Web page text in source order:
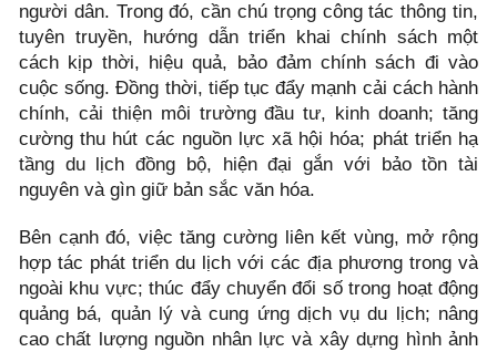
người dân. Trong đó, cần chú trọng công tác thông tin,
tuyên truyền, hướng dẫn triển khai chính sách một
cách kịp thời, hiệu quả, bảo đảm chính sách đi vào
cuộc sống. Đồng thời, tiếp tục đẩy mạnh cải cách hành
chính, cải thiện môi trường đầu tư, kinh doanh; tăng
cường thu hút các nguồn lực xã hội hóa; phát triển hạ
tầng du lịch đồng bộ, hiện đại gắn với bảo tồn tài
nguyên và gìn giữ bản sắc văn hóa.
Bên cạnh đó, việc tăng cường liên kết vùng, mở rộng
hợp tác phát triển du lịch với các địa phương trong và
ngoài khu vực; thúc đẩy chuyển đổi số trong hoạt động
quảng bá, quản lý và cung ứng dịch vụ du lịch; nâng
cao chất lượng nguồn nhân lực và xây dựng hình ảnh